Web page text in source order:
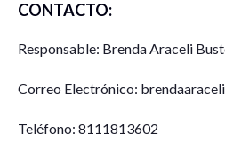
CONTACTO:
Responsable: Brenda Araceli
Correo Electrónico:
Teléfono: 8111813602